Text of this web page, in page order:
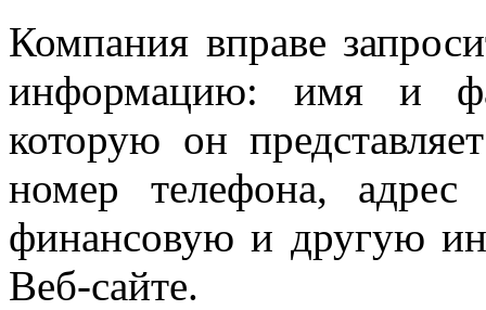
Компания вправе
информацию: имя и
которую он
номер телефона,
финансовую и другую
Веб-сайте.